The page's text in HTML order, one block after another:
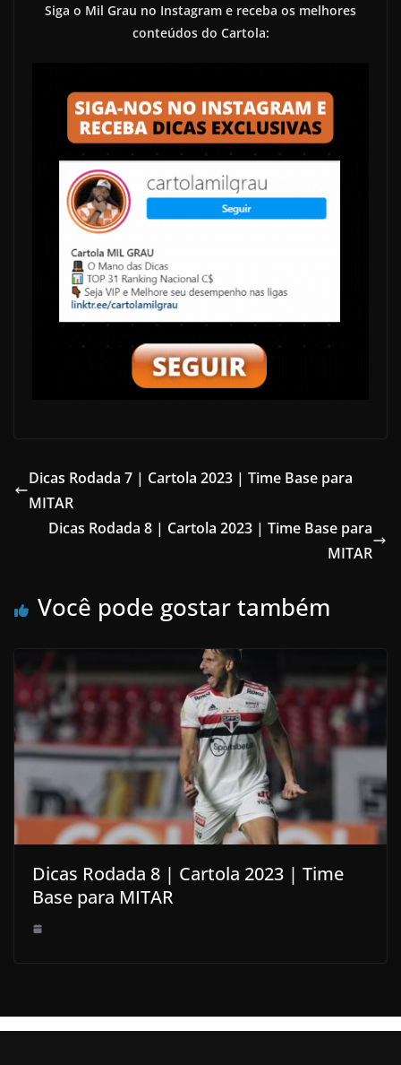
Siga o Mil Grau no Instagram e receba os melhores
conteúdos do Cartola:
Dicas Rodada 7 | Cartola 2023 | Time Base para
MITAR
Dicas Rodada 8 | Cartola 2023 | Time Base para
MITAR
Você pode gostar também
Dicas Rodada 8 | Cartola 2023 | Time
Base para MITAR